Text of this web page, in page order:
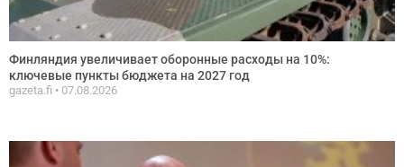
Финляндия увеличивает оборонные расходы на 10%:
ключевые пункты бюджета на 2027 год
gazeta.fi 07.08.2026